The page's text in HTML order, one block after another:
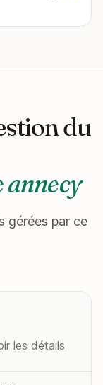
du
annecy
gérées par ce
les détails